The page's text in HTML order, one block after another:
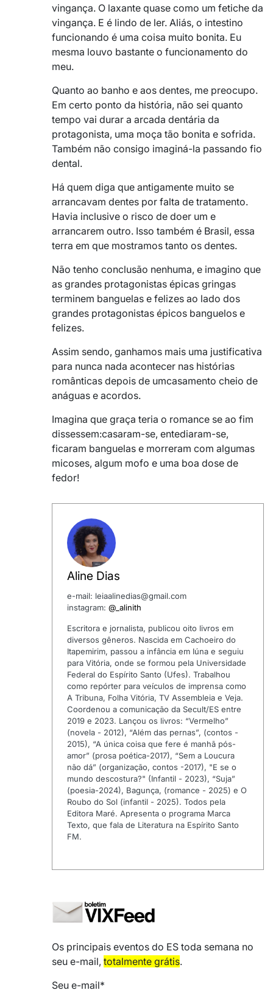
vingança. O laxante quase como um fetiche da
vingança. E é lindo de ler. Aliás, o intestino
funcionando é uma coisa muito bonita. Eu
mesma louvo bastante o funcionamento do
meu.
Quanto ao banho e aos dentes, me preocupo.
Em certo ponto da história, não sei quanto
tempo vai durar a arcada dentária da
protagonista, uma moça tão bonita e sofrida.
Também não consigo imaginá-la passando fio
dental.
Há quem diga que antigamente muito se
arrancavam dentes por falta de tratamento.
Havia inclusive o risco de doer um e
arrancarem outro. Isso também é Brasil, essa
terra em que mostramos tanto os dentes.
Não tenho conclusão nenhuma, e imagino que
as grandes protagonistas épicas gringas
terminem banguelas e felizes ao lado dos
grandes protagonistas épicos banguelos e
felizes.
Assim sendo, ganhamos mais uma justificativa
para nunca nada acontecer nas histórias
românticas depois de umcasamento cheio de
anáguas e acordos.
Imagina que graça teria o romance se ao fim
dissessem:casaram-se, entediaram-se,
ficaram banguelas e morreram com algumas
micoses, algum mofo e uma boa dose de
fedor!
Aline Dias
e-mail: leiaalinedias@gmail.com
instagram: @_alinith
Escritora e jornalista, publicou oito livros em
diversos gêneros. Nascida em Cachoeiro do
Itapemirim, passou a infância em Iúna e seguiu
para Vitória, onde se formou pela Universidade
Federal do Espírito Santo (Ufes). Trabalhou
como repórter para veículos de imprensa como
A Tribuna, Folha Vitória, TV Assembleia e Veja.
Coordenou a comunicação da Secult/ES entre
2019 e 2023. Lançou os livros: “Vermelho”
(novela - 2012), “Além das pernas”, (contos -
2015), “A única coisa que fere é manhã pós-
amor” (prosa poética-2017), “Sem a Loucura
não dá” (organização, contos -2017), "E se o
mundo descostura?" (Infantil - 2023), “Suja”
(poesia-2024), Bagunça, (romance - 2025) e O
Roubo do Sol (infantil - 2025). Todos pela
Editora Maré. Apresenta o programa Marca
Texto, que fala de Literatura na Espírito Santo
FM.
Os principais eventos do ES toda semana no
seu e-mail, totalmente grátis.
Seu e-mail*